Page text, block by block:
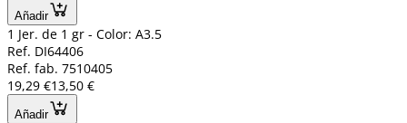
Añadir
1 Jer. de 1 gr - Color: A3.5
Ref. DI64406
Ref. fab. 7510405
19,29 €13,50 €
Añadir